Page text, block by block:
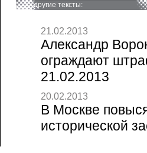
другие тексты:
21.02.2013
Александр
ограждают
21.02.2013
20.02.2013
В Москве
исторической